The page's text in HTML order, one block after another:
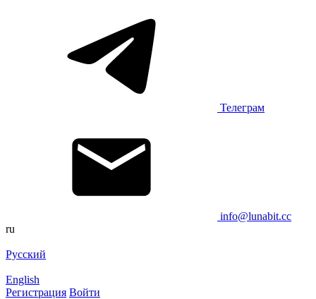
Телеграм
info@lunabit.cc
ru
Русский
English
Регистрация Войти